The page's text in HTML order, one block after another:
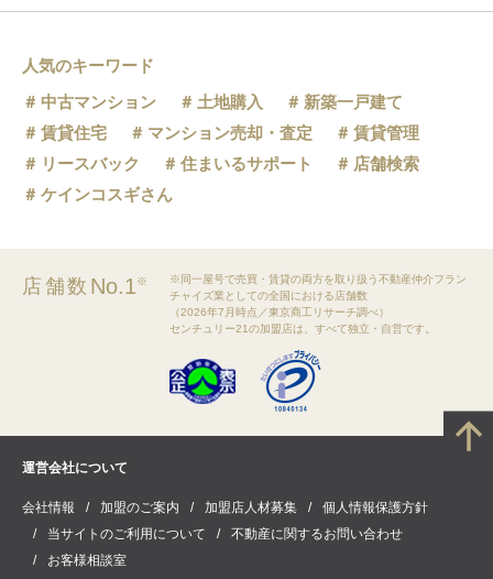
人気のキーワード
中古マンション
土地購入
新築一戸建て
賃貸住宅
マンション売却・査定
賃貸管理
リースバック
住まいるサポート
店舗検索
ケインコスギさん
店舗数 No.1※
※同一屋号で売買・賃貸の両方を取り扱う不動産仲介フラン
チャイズ業としての全国における店舗数
（2026年7月時点／東京商工リサーチ調べ）
センチュリー21の加盟店は、すべて独立・自営です。
運営会社について
会社情報 加盟のご案内 加盟店人材募集
個人情報保護方針
当サイトのご利用について
不動産に関するお問い合わせ
お客様相談室